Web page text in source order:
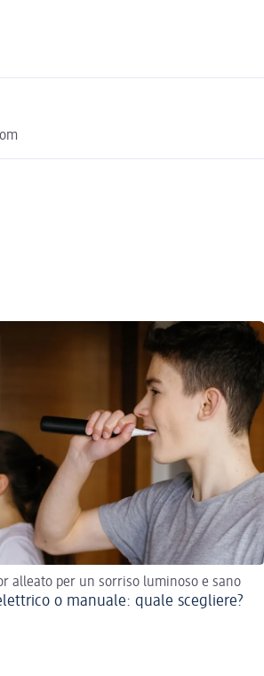
alleato per un sorriso luminoso e sano
o manuale: quale scegliere?